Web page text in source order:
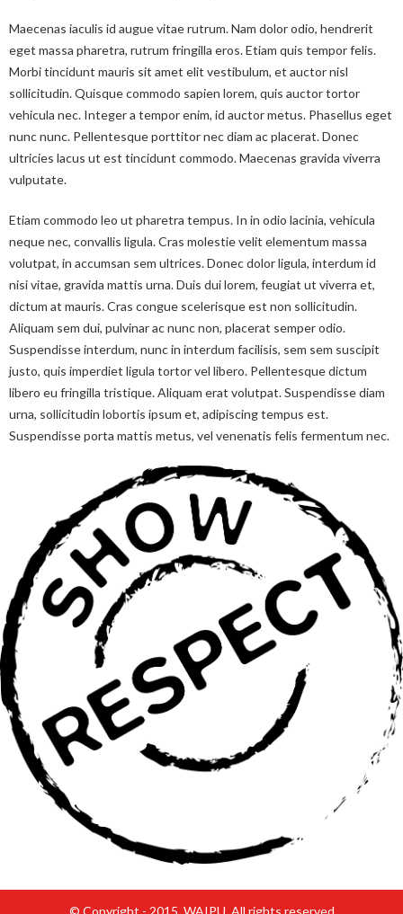
Maecenas iaculis id augue vitae rutrum. Nam dolor odio, hendrerit
eget massa pharetra, rutrum fringilla eros. Etiam quis tempor felis.
Morbi tincidunt mauris sit amet elit vestibulum, et auctor nisl
sollicitudin. Quisque commodo sapien lorem, quis auctor tortor
vehicula nec. Integer a tempor enim, id auctor metus. Phasellus eget
nunc nunc. Pellentesque porttitor nec diam ac placerat. Donec
ultricies lacus ut est tincidunt commodo. Maecenas gravida viverra
vulputate.
Etiam commodo leo ut pharetra tempus. In in odio lacinia, vehicula
neque nec, convallis ligula. Cras molestie velit elementum massa
volutpat, in accumsan sem ultrices. Donec dolor ligula, interdum id
nisi vitae, gravida mattis urna. Duis dui lorem, feugiat ut viverra et,
dictum at mauris. Cras congue scelerisque est non sollicitudin.
Aliquam sem dui, pulvinar ac nunc non, placerat semper odio.
Suspendisse interdum, nunc in interdum facilisis, sem sem suscipit
justo, quis imperdiet ligula tortor vel libero. Pellentesque dictum
libero eu fringilla tristique. Aliquam erat volutpat. Suspendisse diam
urna, sollicitudin lobortis ipsum et, adipiscing tempus est.
Suspendisse porta mattis metus, vel venenatis felis fermentum nec.
© Copyright - 2015, WAIPU. All rights reserved